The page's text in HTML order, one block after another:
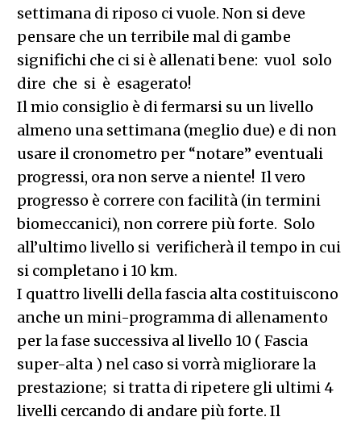
settimana di riposo ci vuole. Non si deve
pensare che un terribile mal di gambe
significhi che ci si è allenati bene: vuol solo
dire che si è esagerato!
Il mio consiglio è di fermarsi su un livello
almeno una settimana (meglio due) e di non
usare il cronometro per “notare” eventuali
progressi, ora non serve a niente! Il vero
progresso è correre con facilità (in termini
biomeccanici), non correre più forte. Solo
all’ultimo livello si verificherà il tempo in cui
si completano i 10 km.
I quattro livelli della fascia alta costituiscono
anche un mini-programma di allenamento
per la fase successiva al livello 10 ( Fascia
super-alta ) nel caso si vorrà migliorare la
prestazione; si tratta di ripetere gli ultimi 4
livelli cercando di andare più forte. Il